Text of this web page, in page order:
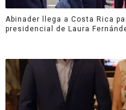
Abinader llega a Costa Rica
presidencial de Laura